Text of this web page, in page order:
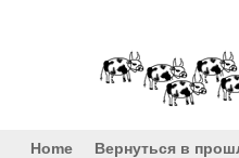
Home Вернуться в